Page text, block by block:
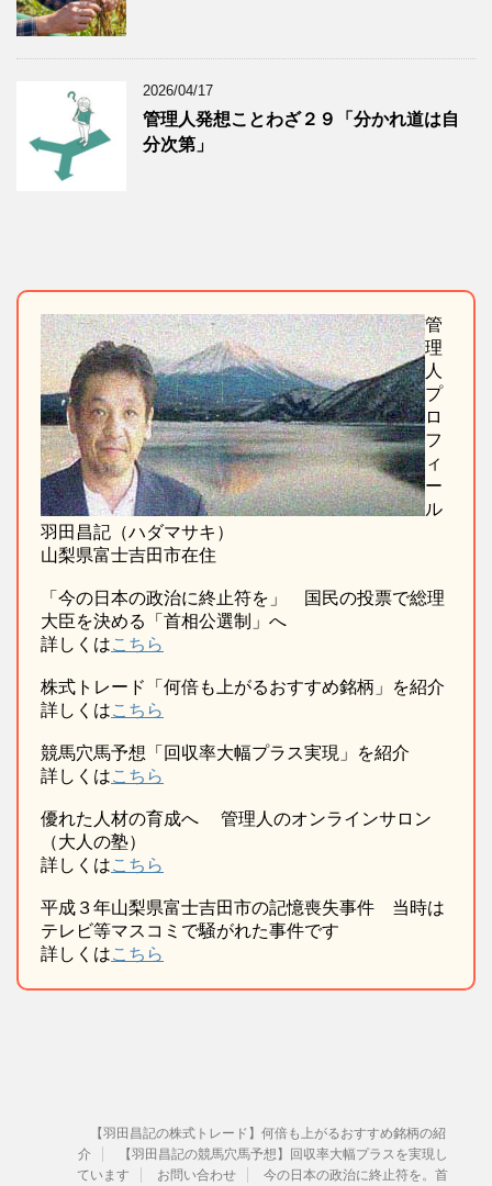
2026/04/17
管理人発想ことわざ２９「分かれ道は自
分次第」
管
理
人
プ
ロ
フ
ィ
ー
ル
羽田昌記（ハダマサキ）
山梨県富士吉田市在住
「今の日本の政治に終止符を」 国民の投票で総理
大臣を決める「首相公選制」へ
詳しくはこちら
株式トレード「何倍も上がるおすすめ銘柄」を紹介
詳しくはこちら
競馬穴馬予想「回収率大幅プラス実現」を紹介
詳しくはこちら
優れた人材の育成へ 管理人のオンラインサロン
（大人の塾）
詳しくはこちら
平成３年山梨県富士吉田市の記憶喪失事件 当時は
テレビ等マスコミで騒がれた事件です
詳しくはこちら
【羽田昌記の株式トレード】何倍も上がるおすすめ銘柄の紹
介
【羽田昌記の競馬穴馬予想】回収率大幅プラスを実現し
ています
お問い合わせ 今の日本の政治に終止符を。首